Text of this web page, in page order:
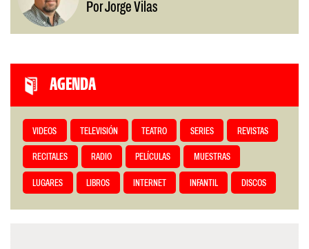
Por Jorge Vilas
AGENDA
VIDEOS TELEVISIÓN TEATRO SERIES REVISTAS
RECITALES RADIO PELÍCULAS MUESTRAS
LUGARES LIBROS INTERNET INFANTIL DISCOS